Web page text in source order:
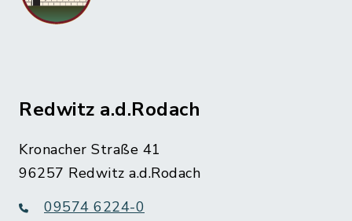
Redwitz a.d.Rodach
Kronacher Straße 41
96257 Redwitz a.d.Rodach
09574 6224-0